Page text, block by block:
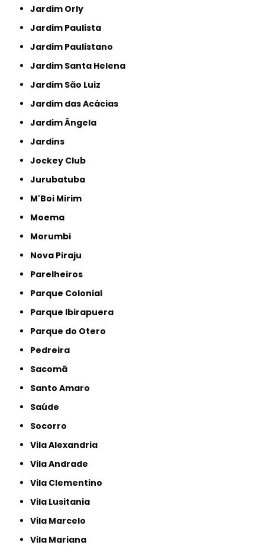
Jardim Orly
Jardim Paulista
Jardim Paulistano
Jardim Santa Helena
Jardim São Luiz
Jardim das Acácias
Jardim Ângela
Jardins
Jockey Club
Jurubatuba
M'Boi Mirim
Moema
Morumbi
Nova Piraju
Parelheiros
Parque Colonial
Parque Ibirapuera
Parque do Otero
Pedreira
Sacomã
Santo Amaro
Saúde
Socorro
Vila Alexandria
Vila Andrade
Vila Clementino
Vila Lusitania
Vila Marcelo
Vila Mariana